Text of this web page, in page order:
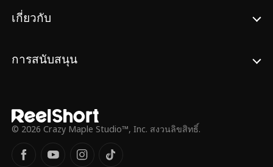
เกี่ยวกับ
การสนับสนุน
© 2026 Crazy Maple Studio™, Inc. สงวนลิขสิทธิ์.